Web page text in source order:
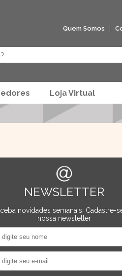
Quem Somos
Loja Virtual
NEWSLETTER
novidades semanais. Cadastre-
nossa newsletter